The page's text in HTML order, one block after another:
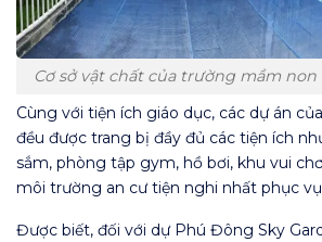
Cơ sở vật chất của trường mầm
Cùng với tiện ích giáo dục, các dự án
đều được trang bị đầy đủ các tiện ích
sắm, phòng tập gym, hồ bơi, khu vui
môi trường an cư tiện nghi nhất phục
Được biết, đối với dự Phú Đông Sky